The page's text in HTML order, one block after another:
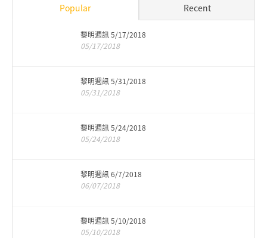
Popular Recent
黎明週訊 5/17/2018
05/17/2018
黎明週訊 5/31/2018
05/31/2018
黎明週訊 5/24/2018
05/24/2018
黎明週訊 6/7/2018
06/07/2018
黎明週訊 5/10/2018
05/10/2018